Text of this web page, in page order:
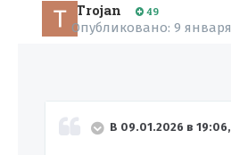
Trojan 49
Опубликовано: 9 января
В 09.01.2026 в 19:06,